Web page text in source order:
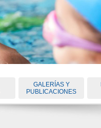
GALERÍAS Y
PUBLICACIONES